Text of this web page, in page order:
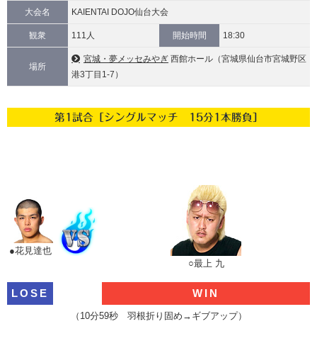
大会名 KAIENTAI DOJO仙台大会
観衆 111人 開始時間 18:30
場所
宮城・夢メッセみやぎ 西館ホール（宮城県仙台市宮城野区
港3丁目1-7）
第1試合［シングルマッチ 15分1本勝負］
●花見達也
○最上 九
LOSE WIN
（10分59秒 羽根折り固め→ギブアップ）